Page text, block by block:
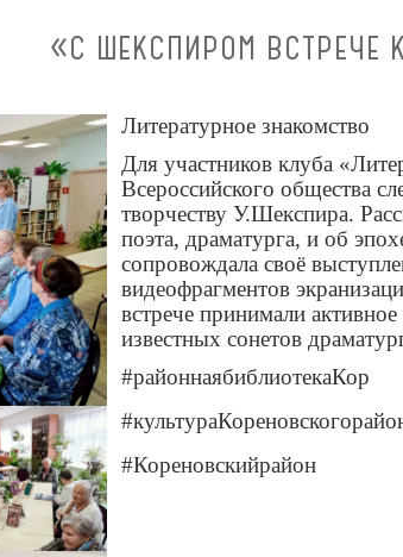
«С ШЕКСПИРОМ ВСТРЕЧЕ
Литературное знакомство
Для участников клуба
Всероссийского общества
творчеству У.Шекспира.
поэта, драматурга, и об
сопровождала своё
видеофрагментов
встрече принимали
известных сонетов
#районнаябиблиотекаКор
#Кореновскийрайон